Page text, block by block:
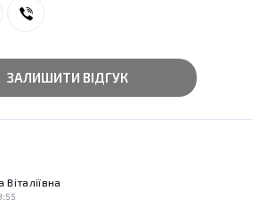
ЗАЛИШИТИ ВІДГУК